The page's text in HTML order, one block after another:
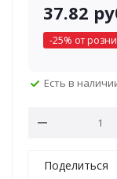
37.82
-25% от
Есть в
Поделиться